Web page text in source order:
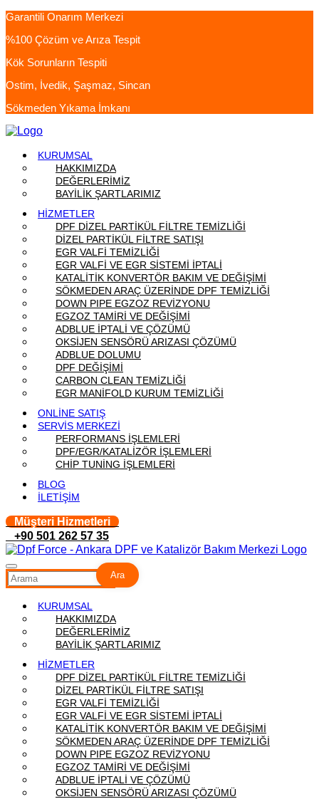
Garantili Onarım Merkezi
%100 Çözüm ve Arıza Tespit
Kök Sorunların Tespiti
Ostim, İvedik, Şaşmaz, Sincan
Sökmeden Yıkama İmkanı
KURUMSAL
HAKKIMIZDA
DEĞERLERİMİZ
BAYİLİK ŞARTLARIMIZ
HİZMETLER
DPF DİZEL PARTİKÜL FİLTRE TEMİZLİĞİ
DİZEL PARTİKÜL FİLTRE SATIŞI
EGR VALFİ TEMİZLİĞİ
EGR VALFİ VE EGR SİSTEMİ İPTALİ
KATALİTİK KONVERTÖR BAKIM VE DEĞİŞİMİ
SÖKMEDEN ARAÇ ÜZERİNDE DPF TEMİZLİĞİ
DOWN PIPE EGZOZ REVİZYONU
EGZOZ TAMİRİ VE DEĞİŞİMİ
ADBLUE İPTALİ VE ÇÖZÜMÜ
OKSİJEN SENSÖRÜ ARIZASI ÇÖZÜMÜ
ADBLUE DOLUMU
DPF DEĞİŞİMİ
CARBON CLEAN TEMİZLİĞİ
EGR MANİFOLD KURUM TEMİZLİĞİ
ONLİNE SATIŞ
SERVİS MERKEZİ
PERFORMANS İŞLEMLERİ
DPF/EGR/KATALİZÖR İŞLEMLERİ
CHİP TUNİNG İŞLEMLERİ
BLOG
İLETİŞİM
Müşteri Hizmetleri
+90 501 262 57 35
Ara
KURUMSAL
HAKKIMIZDA
DEĞERLERİMİZ
BAYİLİK ŞARTLARIMIZ
HİZMETLER
DPF DİZEL PARTİKÜL FİLTRE TEMİZLİĞİ
DİZEL PARTİKÜL FİLTRE SATIŞI
EGR VALFİ TEMİZLİĞİ
EGR VALFİ VE EGR SİSTEMİ İPTALİ
KATALİTİK KONVERTÖR BAKIM VE DEĞİŞİMİ
SÖKMEDEN ARAÇ ÜZERİNDE DPF TEMİZLİĞİ
DOWN PIPE EGZOZ REVİZYONU
EGZOZ TAMİRİ VE DEĞİŞİMİ
ADBLUE İPTALİ VE ÇÖZÜMÜ
OKSİJEN SENSÖRÜ ARIZASI ÇÖZÜMÜ